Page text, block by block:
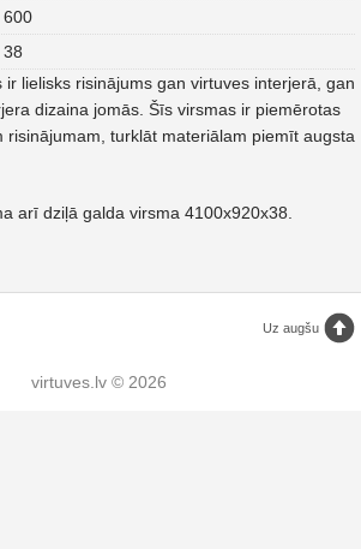
600
38
ir lielisks risinājums gan virtuves interjerā, gan
dizaina jomās. Šīs virsmas ir piemērotas
risinājumam, turklāt materiālam piemīt augsta
arī dziļā galda virsma 4100x920x38.
Uz augšu
virtuves.lv © 2026